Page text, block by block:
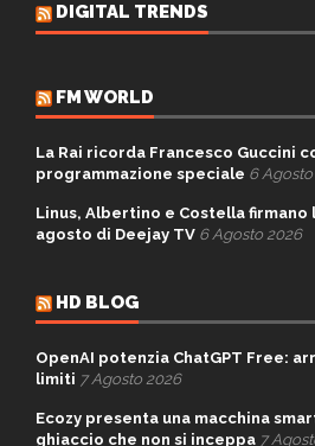
DIGITAL TRENDS
FM WORLD
La Rai ricorda Francesco Guccini
programmazione speciale 6
Linus, Albertino e Costella firmano
agosto di Deejay TV 6 Agosto 2026
HD BLOG
OpenAI potenzia ChatGPT Free:
limiti 7 Agosto 2026
Ecozy presenta una macchina
ghiaccio che non si inceppa 7